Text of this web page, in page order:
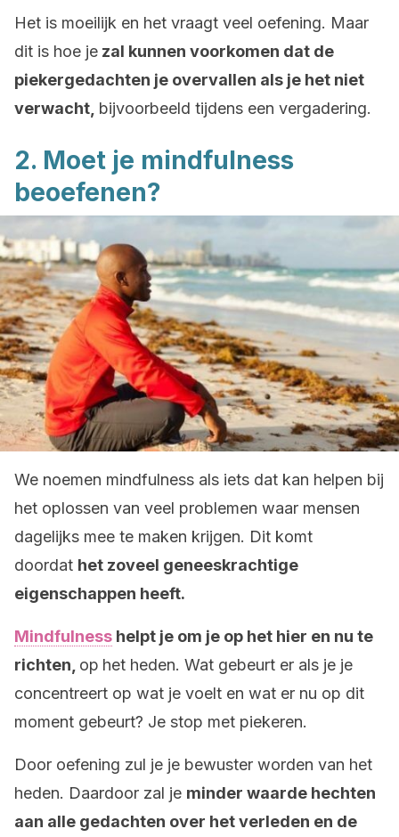
Het is moeilijk en het vraagt veel oefening. Maar
dit is hoe je zal kunnen voorkomen dat de
piekergedachten je overvallen als je het niet
verwacht, bijvoorbeeld tijdens een vergadering.
2. Moet je mindfulness
beoefenen?
We noemen mindfulness als iets dat kan helpen bij
het oplossen van veel problemen waar mensen
dagelijks mee te maken krijgen. Dit komt
doordat het zoveel geneeskrachtige
eigenschappen heeft.
Mindfulness helpt je om je op het hier en nu te
richten, op het heden. Wat gebeurt er als je je
concentreert op wat je voelt en wat er nu op dit
moment gebeurt? Je stop met piekeren.
Door oefening zul je je bewuster worden van het
heden. Daardoor zal je minder waarde hechten
aan alle gedachten over het verleden en de